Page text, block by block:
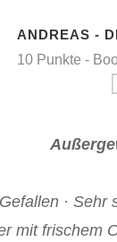
ANDREAS -
10 Punkte -
Gefallen · Sehr
mit frischem